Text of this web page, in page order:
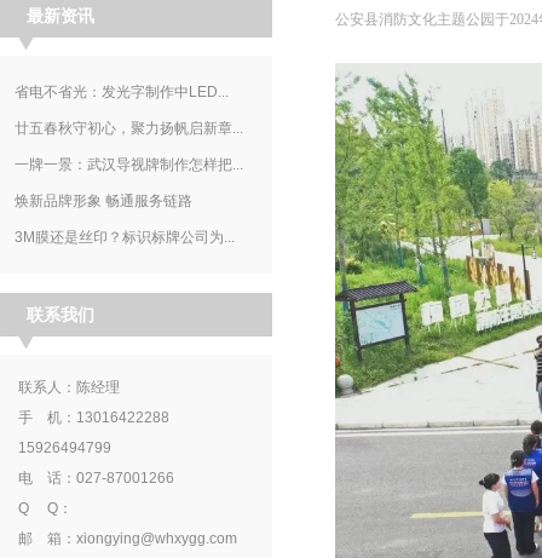
公安县消防文化主题公园于
最新资讯
省电不省光：发光字制作中LED...
廿五春秋守初心，聚力扬帆启新章...
一牌一景：武汉导视牌制作怎样把...
焕新品牌形象 畅通服务链路
3M膜还是丝印？标识标牌公司为...
联系我们
联系人：陈经理
手 机：13016422288
15926494799
电 话：027-87001266
Q Q：
邮 箱：xiongying@whxygg.com